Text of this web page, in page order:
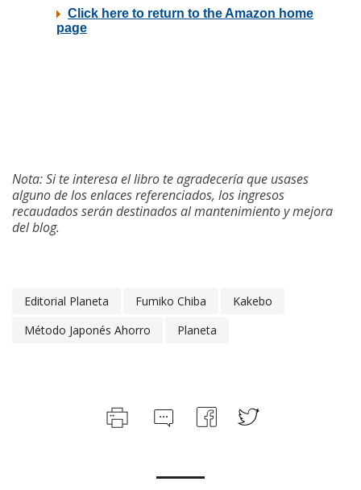
Nota: Si te interesa el libro te agradecería que usases
alguno de los enlaces referenciados, los ingresos
recaudados serán destinados al mantenimiento y mejora
del blog.
Editorial Planeta Fumiko Chiba
Kakebo
Método Japonés Ahorro
Planeta